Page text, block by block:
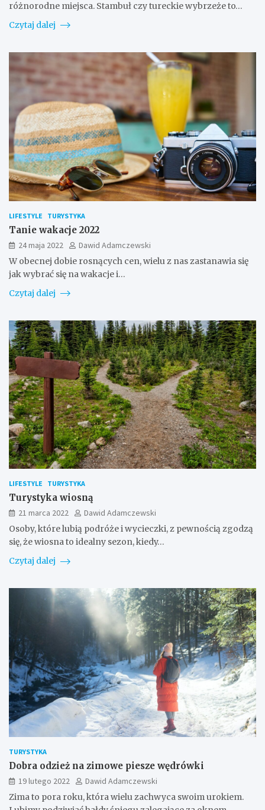
różnorodne miejsca. Stambuł czy tureckie wybrzeże to…
Czytaj dalej
LIFESTYLE TURYSTYKA
Tanie wakacje 2022
24 maja 2022
Dawid Adamczewski
W obecnej dobie rosnących cen, wielu z nas zastanawia się
jak wybrać się na wakacje i…
Czytaj dalej
LIFESTYLE TURYSTYKA
Turystyka wiosną
21 marca 2022
Dawid Adamczewski
Osoby, które lubią podróże i wycieczki, z pewnością zgodzą
się, że wiosna to idealny sezon, kiedy…
Czytaj dalej
TURYSTYKA
Dobra odzież na zimowe piesze wędrówki
19 lutego 2022
Dawid Adamczewski
Zima to pora roku, która wielu zachwyca swoim urokiem.